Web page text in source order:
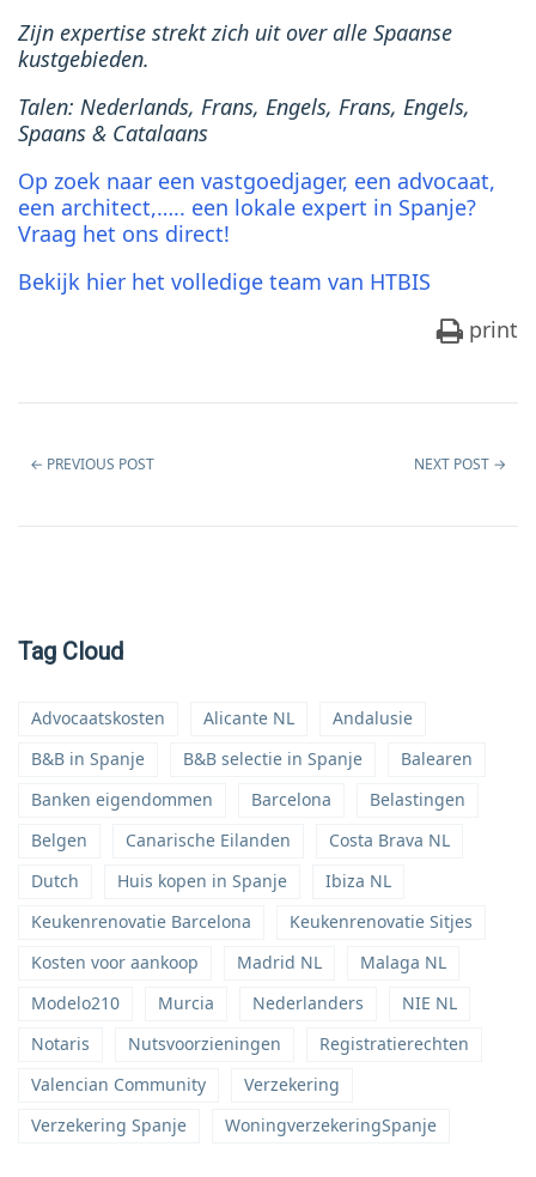
Zijn expertise strekt zich uit over alle Spaanse
kustgebieden.
Talen: Nederlands, Frans, Engels, Frans, Engels,
Spaans & Catalaans
Op zoek naar een vastgoedjager, een advocaat,
een architect,….. een lokale expert in Spanje?
Vraag het ons direct!
Bekijk hier het volledige team van HTBIS
print
← PREVIOUS POST NEXT POST →
Tag Cloud
Advocaatskosten Alicante NL
Andalusie
B&B in Spanje
B&B selectie in Spanje
Balearen
Banken eigendommen
Barcelona
Belastingen
Belgen
Canarische Eilanden
Costa Brava NL
Dutch
Huis kopen in Spanje
Ibiza NL
Keukenrenovatie Barcelona
Keukenrenovatie Sitjes
Kosten voor aankoop
Madrid NL
Malaga NL
Modelo210
Murcia Nederlanders
NIE NL
Notaris
Nutsvoorzieningen
Registratierechten
Valencian Community
Verzekering
Verzekering Spanje
WoningverzekeringSpanje